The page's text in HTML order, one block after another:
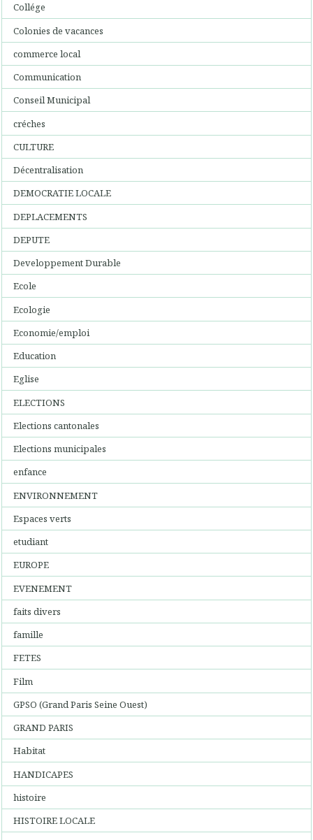
Collége
Colonies de vacances
commerce local
Communication
Conseil Municipal
créches
CULTURE
Décentralisation
DEMOCRATIE LOCALE
DEPLACEMENTS
DEPUTE
Developpement Durable
Ecole
Ecologie
Economie/emploi
Education
Eglise
ELECTIONS
Elections cantonales
Elections municipales
enfance
ENVIRONNEMENT
Espaces verts
etudiant
EUROPE
EVENEMENT
faits divers
famille
FETES
Film
GPSO (Grand Paris Seine Ouest)
GRAND PARIS
Habitat
HANDICAPES
histoire
HISTOIRE LOCALE